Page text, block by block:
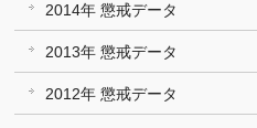
2014年 懲戒データ
2013年 懲戒データ
2012年 懲戒データ